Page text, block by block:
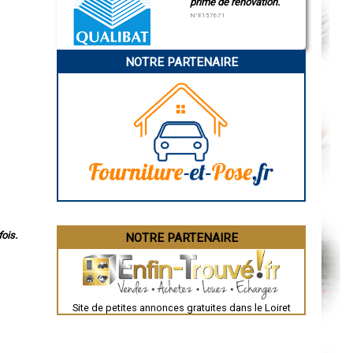
N°E157671
NOTRE PARTENAIRE
NOTRE PARTENAIRE
Site de petites annonces gratuites dans le Loiret